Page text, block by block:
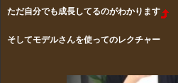
ただ自分でも成長してるのがわかります
そしてモデルさんを使ってのレクチャー